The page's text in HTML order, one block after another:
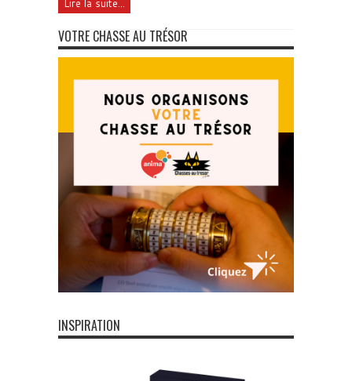
Lire la suite...
VOTRE CHASSE AU TRÉSOR
INSPIRATION